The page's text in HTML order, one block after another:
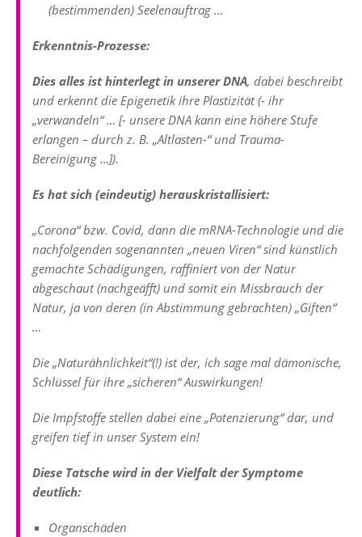
(bestimmenden) Seelenauftrag …
Erkenntnis-Prozesse:
Dies alles ist hinterlegt in unserer DNA, dabei beschreibt
und erkennt die Epigenetikihre Plastizität (- ihr
„verwandeln“ … [- unsere DNA kann eine höhere Stufe
erlangen – durch z. B. „Altlasten-“ und Trauma-
Bereinigung …]).
Es hat sich (eindeutig) herauskristallisiert:
„Corona“ bzw. Covid, dann die mRNA-Technologie und die
nachfolgenden sogenannten „neuen Viren“ sind künstlich
gemachte Schädigungen, raffiniert von der Natur
abgeschaut (nachgeäfft) und somit ein Missbrauch der
Natur, ja von deren (in Abstimmung gebrachten) „Giften“
…
Die „Naturähnlichkeit“(!) ist der, ich sage mal dämonische,
Schlüssel für ihre „sicheren“ Auswirkungen!
Die Impfstoffe stellen dabei eine „Potenzierung“ dar, und
greifen tief in unser System ein!
Diese Tatsche wird in der Vielfalt der Symptome
deutlich:
Organschäden